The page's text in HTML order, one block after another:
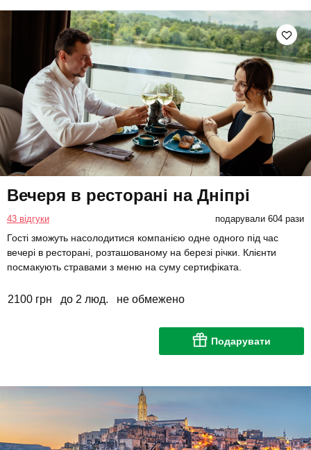
Вечеря в ресторані на Дніпрі
43 відгуки подарували 604 рази
Гості зможуть насолодитися компанією одне одного під час
вечері в ресторані, розташованому на березі річки. Клієнти
посмакують стравами з меню на суму сертифіката.
2100 грн до 2 люд. не обмежено
Подарувати